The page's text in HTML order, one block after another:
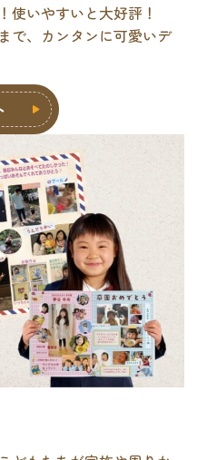
使いやすいと大好評！
で、カンタンに可愛いデ